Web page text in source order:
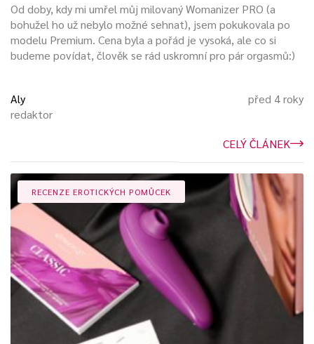
Od doby, kdy mi umřel můj milovaný Womanizer PRO (a
bohužel ho už nebylo možné sehnat), jsem pokukovala po
modelu Premium. Cena byla a pořád je vysoká, ale co si
budeme povídat, člověk se rád uskromní pro pár orgasmů:)
Aly
redaktor
před 4 roky
CELÝ ČLÁNEK
RECENZE EROTICKÝCH POMŮCEK